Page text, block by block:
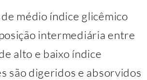
médio índice glicêmico
intermediária entre
alto e baixo índice
são digeridos e absorvidos